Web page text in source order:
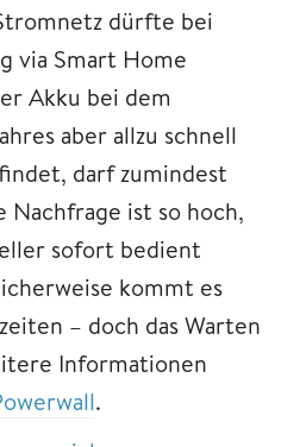
dürfte bei
via Smart Home
Akku bei dem
aber allzu schnell
darf zumindest
ist so hoch,
sofort bedient
kommt es
– doch das Warten
Informationen
.